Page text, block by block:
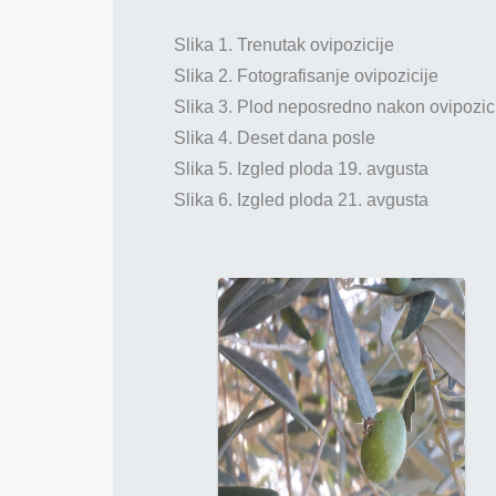
Slika 1. Trenutak ovipozicije
Slika 2. Fotografisanje ovipozicije
Slika 3. Plod neposredno nakon
Slika 4. Deset dana posle
Slika 5. Izgled ploda 19. avgusta
Slika 6. Izgled ploda 21. avgusta